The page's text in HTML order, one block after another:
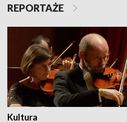
REPORTAŻE
Kultura